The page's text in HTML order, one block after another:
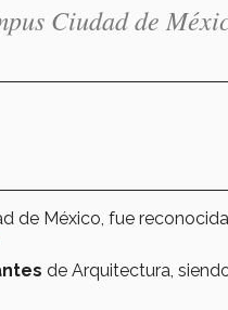
Ciudad de
de México, fue reconocida
de Arquitectura,